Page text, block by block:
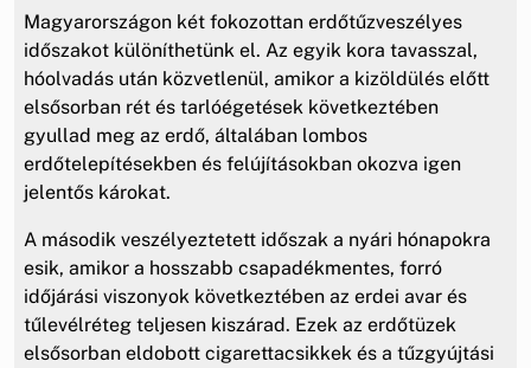
Magyarországon két fokozottan erdőtűzveszélyes
időszakot különíthetünk el. Az egyik kora tavasszal,
hóolvadás után közvetlenül, amikor a kizöldülés előtt
elsősorban rét és tarlóégetések következtében
gyullad meg az erdő, általában lombos
erdőtelepítésekben és felújításokban okozva igen
jelentős károkat.
A második veszélyeztetett időszak a nyári hónapokra
esik, amikor a hosszabb csapadékmentes, forró
időjárási viszonyok következtében az erdei avar és
tűlevélréteg teljesen kiszárad. Ezek az erdőtüzek
elsősorban eldobott cigarettacsikkek és a tűzgyújtási